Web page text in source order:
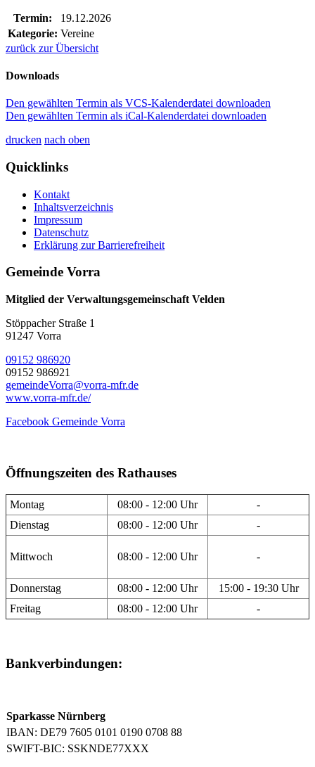
Termin:
19.12.2026
Kategorie: Vereine
zurück zur Übersicht
Downloads
Den gewählten Termin als VCS-Kalenderdatei downloaden
Den gewählten Termin als iCal-Kalenderdatei downloaden
drucken nach oben
Quicklinks
Kontakt
Inhaltsverzeichnis
Impressum
Datenschutz
Erklärung zur Barrierefreiheit
Gemeinde Vorra
Mitglied der Verwaltungsgemeinschaft Velden
Stöppacher Straße 1
91247 Vorra
09152 986920
09152 986921
gemeindeVorra@vorra-mfr.de
www.vorra-mfr.de/
Facebook Gemeinde Vorra
Öffnungszeiten des Rathauses
Montag 08:00 - 12:00 Uhr
-
Dienstag
08:00 - 12:00 Uhr -
Mittwoch 08:00 - 12:00 Uhr -
Donnerstag 08:00 - 12:00 Uhr
15:00 - 19:30 Uhr
Freitag
08:00 - 12:00 Uhr -
Bankverbindungen:
Sparkasse Nürnberg
IBAN: DE79 7605 0101 0190 0708 88
SWIFT-BIC: SSKNDE77XXX